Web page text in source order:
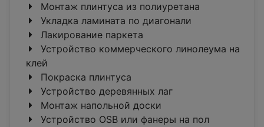
Монтаж плинтуса из полиуретана
Укладка ламината по диагонали
Лакирование паркета
Устройство коммерческого линолеума на
клей
Покраска плинтуса
Устройство деревянных лаг
Монтаж напольной доски
Устройство OSB или фанеры на пол